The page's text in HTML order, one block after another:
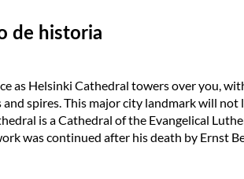
de historia
as Helsinki Cathedral towers over you,
and spires. This major city landmark will not
is a Cathedral of the Evangelical
was continued after his death by Ernst